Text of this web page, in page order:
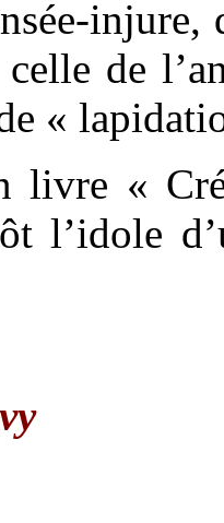
injure,
de
«
livre «
l’idole